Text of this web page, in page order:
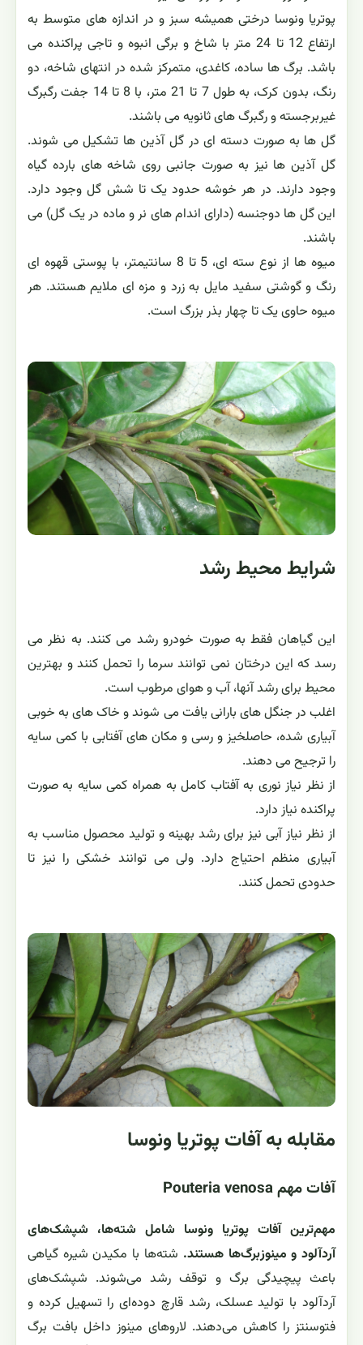
پوتریا ونوسا درختی همیشه سبز و در اندازه های متوسط به
ارتفاع 12 تا 24 متر با شاخ و برگی انبوه و تاجی پراکنده می
باشد. برگ ها ساده، کاغدی، متمرکز شده در انتهای شاخه، دو
رنگ، بدون کرک، به طول 7 تا 21 متر، با 8 تا 14 جفت رگبرگ
غیربرجسته و رگبرگ های ثانویه می باشند.
گل ها به صورت دسته ای در گل آذین ها تشکیل می شوند.
گل آذین ها نیز به صورت جانبی روی شاخه های بارده گیاه
وجود دارند. در هر خوشه حدود یک تا شش گل وجود دارد.
این گل ها دوجنسه (دارای اندام های نر و ماده در یک گل) می
باشند.
میوه ها از نوع سته ای، 5 تا 8 سانتیمتر، با پوستی قهوه ای
رنگ و گوشتی سفید مایل به زرد و مزه ای ملایم هستند. هر
میوه حاوی یک تا چهار بذر بزرگ است.
شرایط محیط رشد
این گیاهان فقط به صورت خودرو رشد می کنند. به نظر می
رسد که این درختان نمی توانند سرما را تحمل کنند و بهترین
محیط برای رشد آنها، آب و هوای مرطوب است.
اغلب در جنگل های بارانی یافت می شوند و خاک های به خوبی
آبیاری شده، حاصلخیز و رسی و مکان های آفتابی با کمی سایه
را ترجیح می دهند.
از نظر نیاز نوری به آفتاب کامل به همراه کمی سایه به صورت
پراکنده نیاز دارد.
از نظر نیاز آبی نیز برای رشد بهینه و تولید محصول مناسب به
آبیاری منظم احتیاج دارد. ولی می توانند خشکی را نیز تا
حدودی تحمل کنند.
مقابله به آفات پوتریا ونوسا
آفات مهم Pouteria venosa
مهم‌ترین آفات پوتریا ونوسا شامل شته‌ها، شپشک‌های
آردآلود و مینوزبرگ‌ها هستند. شته‌ها با مکیدن شیره گیاهی
باعث پیچیدگی برگ و توقف رشد می‌شوند. شپشک‌های
آردآلود با تولید عسلک، رشد قارچ دوده‌ای را تسهیل کرده و
فتوسنتز را کاهش می‌دهند. لاروهای مینوز داخل بافت برگ